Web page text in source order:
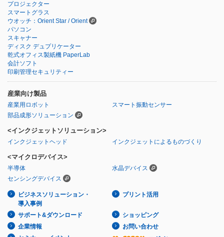
プロジェクター
スマートグラス
ウオッチ：Orient Star / Orient
パソコン
スキャナー
ディスク デュプリケーター
乾式オフィス製紙機 PaperLab
会計ソフト
印刷管理セキュリティー
産業向け製品
産業用ロボット
スマート振動センサー
部品成形ソリューション
<インクジェットソリューション>
インクジェットヘッド インクジェットによるものづくり
<マイクロデバイス>
半導体
水晶デバイス
センシングデバイス
ビジネスソリューション・
導入事例
プリント活用
サポート&ダウンロード
ショッピング
企業情報
お問い合わせ